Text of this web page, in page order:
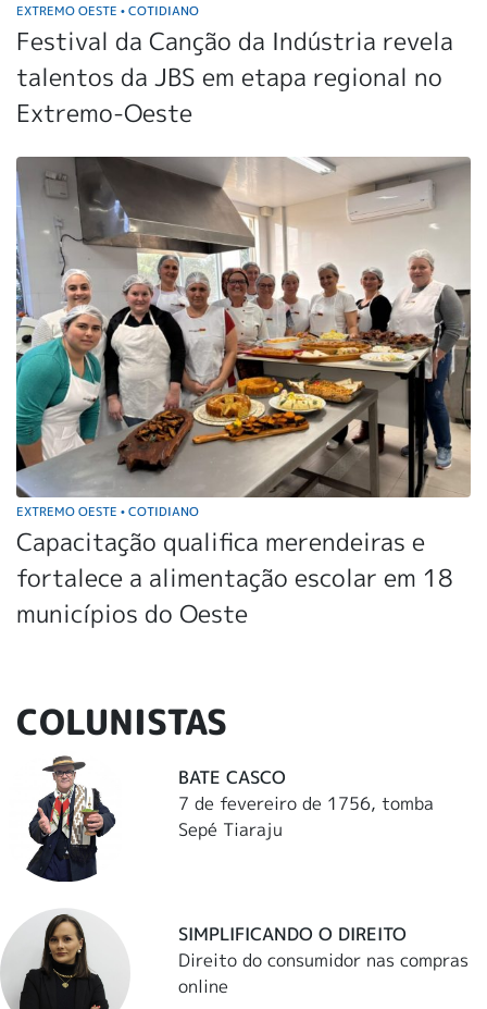
EXTREMO OESTE • COTIDIANO
Festival da Canção da Indústria revela
talentos da JBS em etapa regional no
Extremo-Oeste
EXTREMO OESTE • COTIDIANO
Capacitação qualifica merendeiras e
fortalece a alimentação escolar em 18
municípios do Oeste
COLUNISTAS
BATE CASCO
7 de fevereiro de 1756, tomba
Sepé Tiaraju
SIMPLIFICANDO O DIREITO
Direito do consumidor nas compras
online